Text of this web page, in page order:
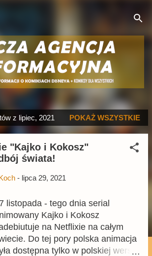
z lipiec, 2021 POKAŻ WSZYSTKIE
"Kajko i Kokosz"
świata!
- lipca 29, 2021
listopada - tego dnia serial
Kajko i Kokosz
na Netflixie na całym
Do tej pory polska animacja
dostępna tylko w polskiej wersji